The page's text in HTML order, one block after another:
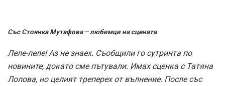
Със Стоянка Мутафова – любимци на сцената
Леле-леле! Аз не знаех. Съобщили го сутринта по
новините, докато сме пътували. Имах сценка с Татяна
Лолова, но целият треперех от вълнение. После със